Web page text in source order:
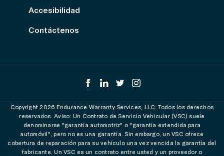
Accesibilidad
Contáctenos
Copyright 2026 Endurance Warranty Services, LLC. Todos los derechos
reservados. Aviso: Un Contrato de Servicio Vehicular (VSC) suele
denominarse "garantía automotriz" o "garantía extendida para
automóvil", pero no es una garantía. Sin embargo, un VSC ofrece
cobertura de reparación para su vehículo una vez vencida la garantía del
fabricante. Un VSC es un contrato entre usted y un proveedor o